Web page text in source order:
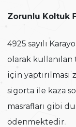
Zorunlu Koltuk
4925 sayılı
olarak
için
sigorta ile kaza
masrafları gibi
ödenmektedir.